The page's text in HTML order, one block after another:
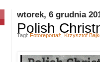
wtorek, 6 grudnia
Polish
Tagi: Fotoreportaż Krzysztof